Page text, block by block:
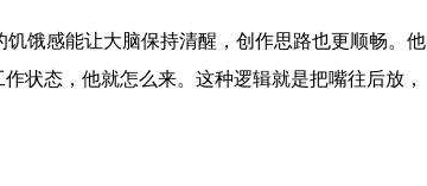
饿感能让大脑保持清醒，创作思路也更顺畅。他
状态，他就怎么来。这种逻辑就是把嘴往后放，